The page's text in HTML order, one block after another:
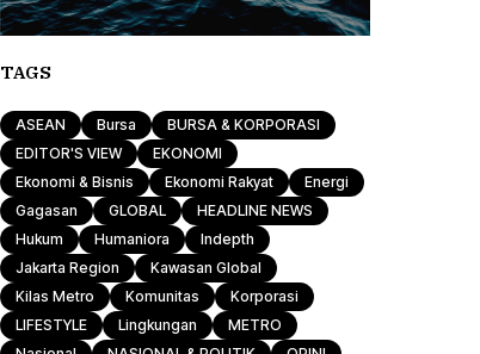
TAGS
ASEAN Bursa
BURSA & KORPORASI
EDITOR'S VIEW
EKONOMI
Ekonomi & Bisnis
Ekonomi Rakyat
Energi
Gagasan
GLOBAL
HEADLINE NEWS
Hukum
Humaniora
Indepth
Jakarta Region
Kawasan Global
Kilas Metro
Komunitas
Korporasi
LIFESTYLE
Lingkungan
METRO